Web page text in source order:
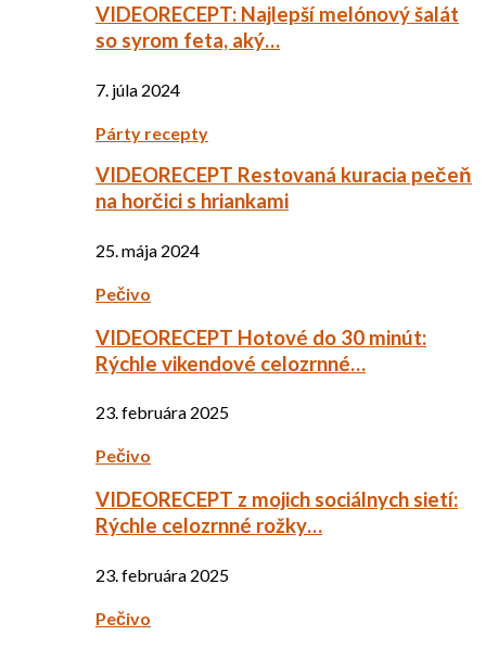
VIDEORECEPT: Najlepší melónový šalát
so syrom feta, aký…
7. júla 2024
Párty recepty
VIDEORECEPT Restovaná kuracia pečeň
na horčici s hriankami
25. mája 2024
Pečivo
VIDEORECEPT Hotové do 30 minút:
Rýchle vikendové celozrnné…
23. februára 2025
Pečivo
VIDEORECEPT z mojich sociálnych sietí:
Rýchle celozrnné rožky…
23. februára 2025
Pečivo